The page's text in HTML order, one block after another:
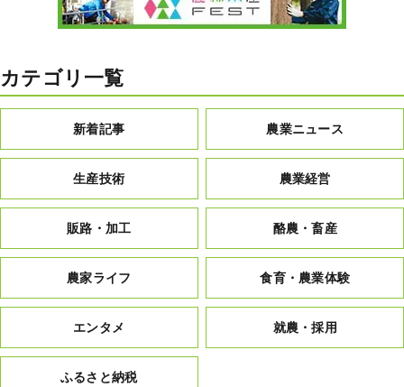
カテゴリ一覧
新着記事 農業ニュース
生産技術 農業経営
販路・加工 酪農・畜産
農家ライフ 食育・農業体験
エンタメ 就農・採用
ふるさと納税